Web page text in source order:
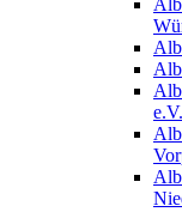
e.V.